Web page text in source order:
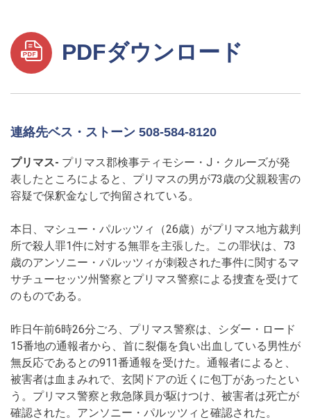
PDFダウンロード
連絡先ベス・ストーン 508-584-8120
プリマス- プリマス郡検事ティモシー・J・クルーズが発
表したところによると、プリマスの男が73歳の父親殺害の
容疑で保釈金なしで拘留されている。
本日、マシュー・パルッツィ（26歳）がプリマス地方裁判
所で殺人罪1件に対する無罪を主張した。この罪状は、73
歳のアンソニー・パルッツィが刺殺された事件に関するマ
サチューセッツ州警察とプリマス警察による捜査を受けて
のものである。
昨日午前6時26分ごろ、プリマス警察は、シダー・ロード
15番地の通報者から、首に裂傷を負い出血している男性が
無反応であるとの911番通報を受けた。通報者によると、
被害者は血まみれで、玄関ドアの近くに包丁があったとい
う。プリマス警察と救急隊員が駆けつけ、被害者は死亡が
確認された。アンソニー・パルッツィと確認された。